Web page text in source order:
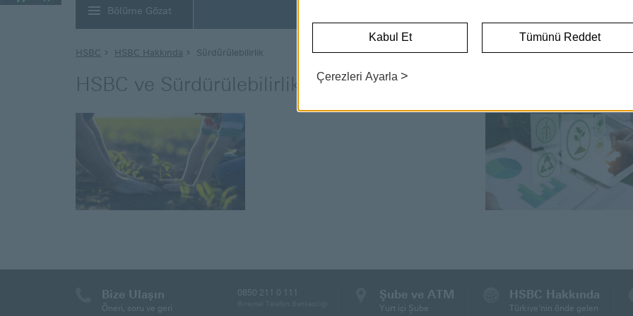
Bölüme Gözat
HSBC HSBC Hakkında Sürdürülebilirlik
HSBC ve Sürdürülebilirlik Sürdürülebilirlik
Bize Ulaşın
Öneri, soru ve geri
0850 211 0 111 Şube ve ATM
Yurt içi Şube
HSBC Hakkında
Türkiye'nin önde gelen
Kabul Et Tümünü Reddet
Çerezleri Ayarla >